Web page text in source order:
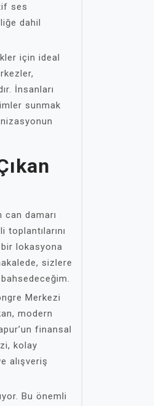
ses
dahil
için ideal
İnsanları
sunmak
damarı
lokasyona
sizlere
Merkezi
modern
finansal
kolay
alışveriş
Bu önemli